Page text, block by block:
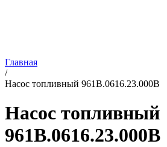
Главная
/
Насос топливный 961В.0616.23.000В
Насос топливный
961В.0616.23.000В